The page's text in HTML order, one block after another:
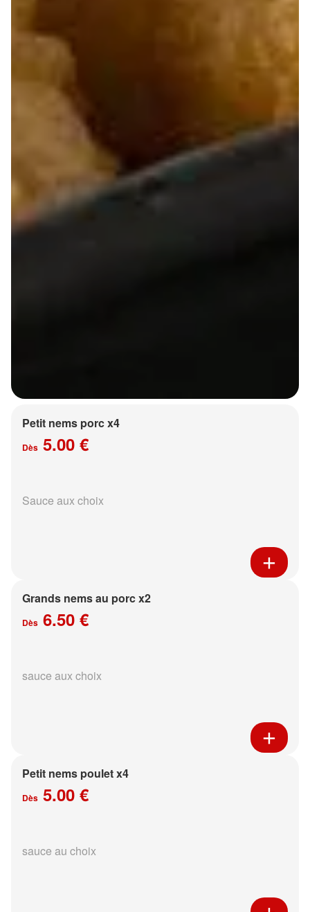
Petit nems porc x4
Dès 5.00 €
Sauce aux choix
Grands nems au porc x2
Dès 6.50 €
sauce aux choix
Petit nems poulet x4
Dès 5.00 €
sauce au choix